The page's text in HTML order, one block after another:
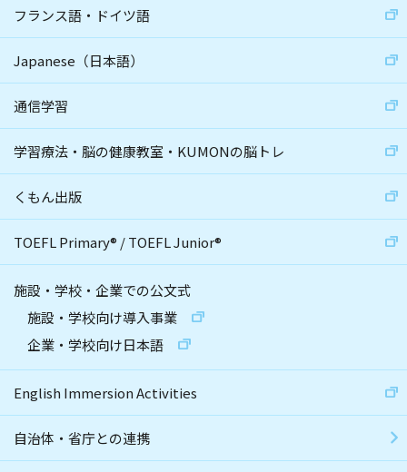
フランス語・ドイツ語
Japanese（日本語）
通信学習
学習療法・脳の健康教室・KUMONの脳トレ
くもん出版
TOEFL Primary® /TOEFL Junior®
施設・学校・企業での公文式
施設・学校向け導入事業
企業・学校向け日本語
English Immersion Activities
自治体・省庁との連携